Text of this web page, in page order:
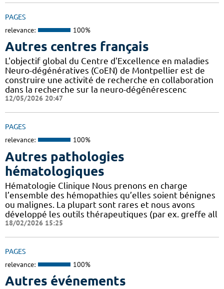
PAGES
relevance: 100%
Autres centres français
L'objectif global du Centre d'Excellence en maladies
Neuro-dégénératives (CoEN) de Montpellier est de
construire une activité de recherche en collaboration
dans la recherche sur la neuro-dégénérescenc
12/05/2026 20:47
PAGES
relevance: 100%
Autres pathologies
hématologiques
Hématologie Clinique Nous prenons en charge
l’ensemble des hémopathies qu’elles soient bénignes
ou malignes. La plupart sont rares et nous avons
développé les outils thérapeutiques (par ex. greffe all
18/02/2026 15:25
PAGES
relevance: 100%
Autres événements